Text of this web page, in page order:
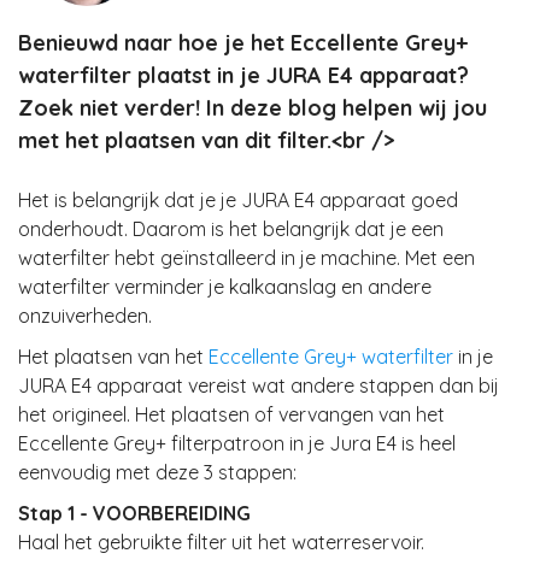
Benieuwd naar hoe je het Eccellente Grey+
waterfilter plaatst in je JURA E4 apparaat?
Zoek niet verder! In deze blog helpen wij jou
met het plaatsen van dit filter.<br />
Het is belangrijk dat je je JURA E4 apparaat goed
onderhoudt. Daarom is het belangrijk dat je een
waterfilter hebt geïnstalleerd in je machine. Met een
waterfilter verminder je kalkaanslag en andere
onzuiverheden.
Het plaatsen van het Eccellente Grey+ waterfilter in je
JURA E4 apparaat vereist wat andere stappen dan bij
het origineel. Het plaatsen of vervangen van het
Eccellente Grey+ filterpatroon in je Jura E4 is heel
eenvoudig met deze 3 stappen:
Stap 1 - VOORBEREIDING
Haal het gebruikte filter uit het waterreservoir.